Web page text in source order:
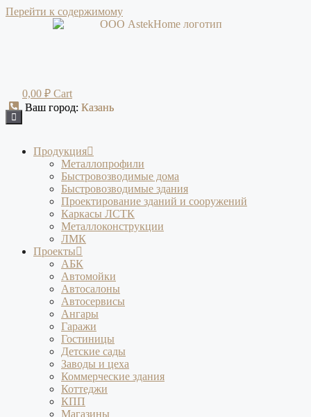
Перейти к содержимому
0,00 ₽ Cart
Продукция
Металлопрофили
Быстровозводимые дома
Быстровозводимые здания
Проектирование зданий и сооружений
Каркасы ЛСТК
Металлоконструкции
ЛМК
Проекты
АБК
Автомойки
Автосалоны
Автосервисы
Ангары
Гаражи
Гостиницы
Детские сады
Заводы и цеха
Коммерческие здания
Коттеджи
КПП
Магазины
Ваш город: Казань
Ваш город: Казань